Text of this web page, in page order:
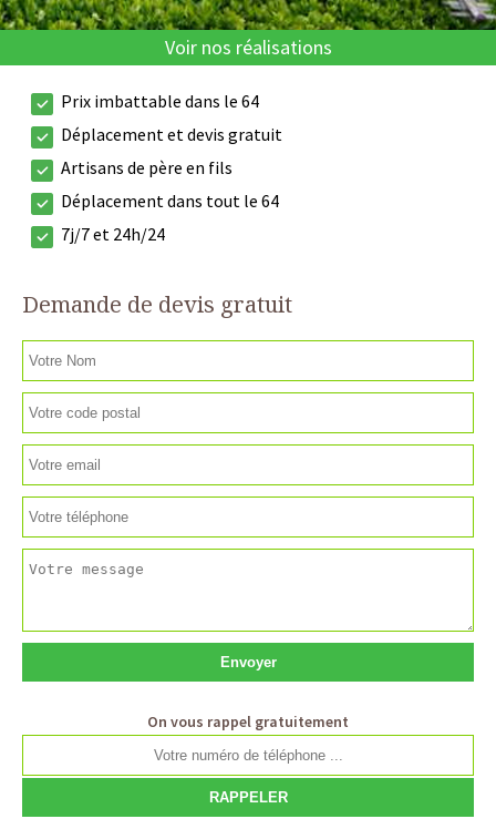
Voir nos réalisations
Prix imbattable dans le 64
Déplacement et devis gratuit
Artisans de père en fils
Déplacement dans tout le 64
7j/7 et 24h/24
Demande de devis gratuit
On vous rappel gratuitement